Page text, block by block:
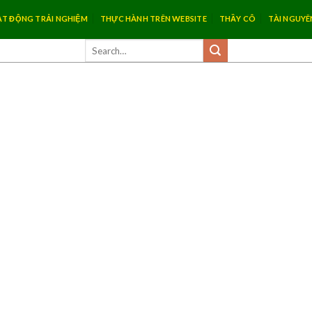
ĐỘNG TRẢI NGHIỆM THỰC HÀNH TRÊN WEBSITE THẦY CÔ TÀI